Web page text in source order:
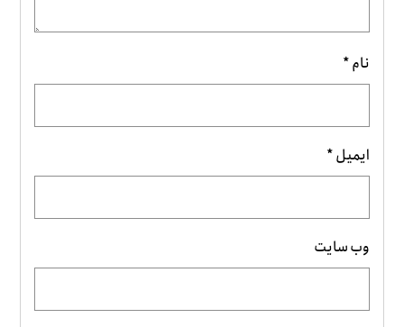
نام*
ایمیل*
وب‌ سایت